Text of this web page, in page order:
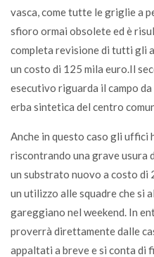
vasca, come tutte le griglie a
sfioro ormai obsolete ed è
completa revisione di tutti gli
un costo di 125 mila euro.Il
esecutivo riguarda il campo
erba sintetica del centro
Anche in questo caso gli
riscontrando una grave usura
un substrato nuovo a costo di
un utilizzo alle squadre che si
gareggiano nel weekend. In
proverrà direttamente dalle
appaltati a breve e si conta di